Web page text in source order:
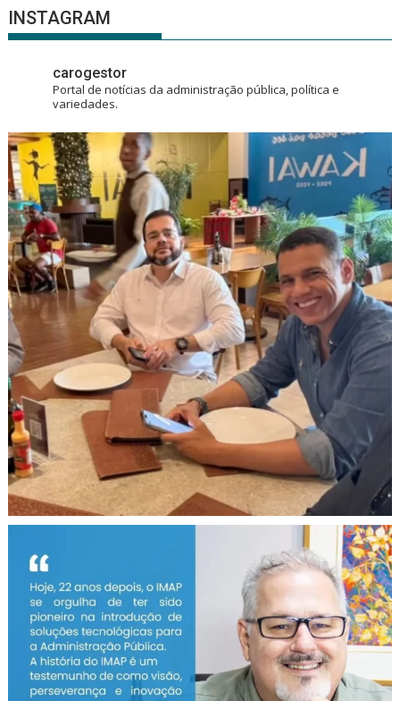
INSTAGRAM
carogestor
Portal de notícias da administração pública, política e
variedades.